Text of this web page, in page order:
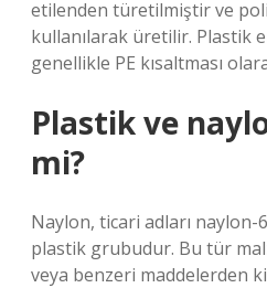
etilenden türetilmiştir ve
kullanılarak üretilir. Plastik
genellikle PE kısaltması
Plastik ve
mi?
Naylon, ticari adları
plastik grubudur. Bu tür
veya benzeri maddelerden